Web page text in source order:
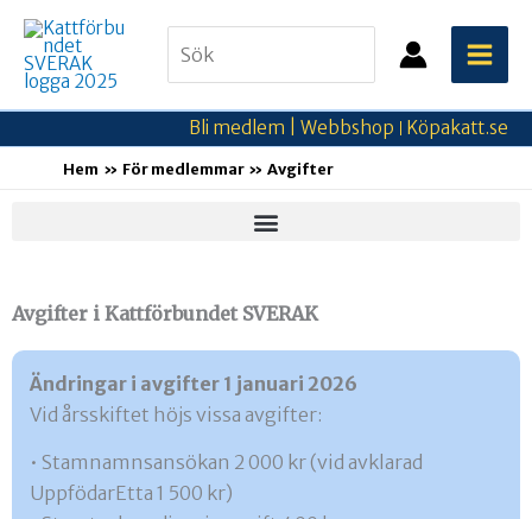
Hoppa
innehåll
for:
Bli medlem | Webbshop Köpakatt.se
Hem För medlemmar Avgifter
Avgifter i Kattförbundet SVERAK
Ändringar i avgifter 1 januari 2026
Vid årsskiftet höjs vissa avgifter:
• Stamnamnsansökan 2 000 kr (vid avklarad
UppfödarEtta 1 500 kr)